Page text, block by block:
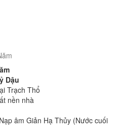
Dậu
Trạch Thổ
nền nhà
âm Giản Hạ Thủy (Nước cuối